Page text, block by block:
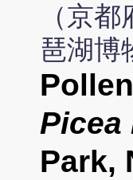
（京
琶湖博
Picea
Park,